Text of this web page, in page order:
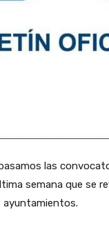
las
semana que se
ayuntamientos.